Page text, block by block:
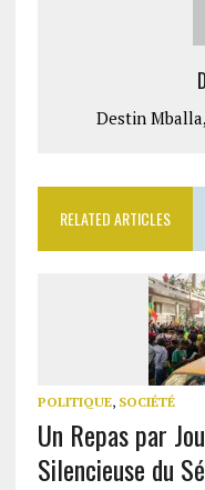
Destin
RELATED ARTICLES
POLITIQUE, SOCIÉTÉ
Un Repas par
Silencieuse du